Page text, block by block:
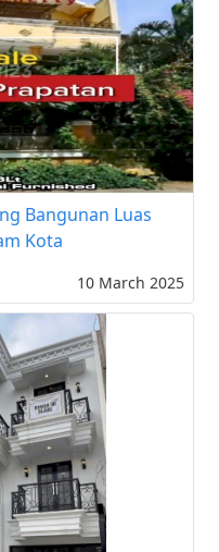
Bangunan Luas
Kota
10 March 2025